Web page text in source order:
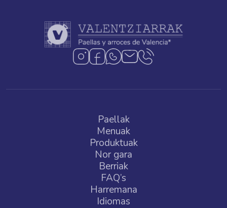
Paellak
Menuak
Produktuak
Nor gara
Berriak
FAQ’s
Harremana
Idiomas